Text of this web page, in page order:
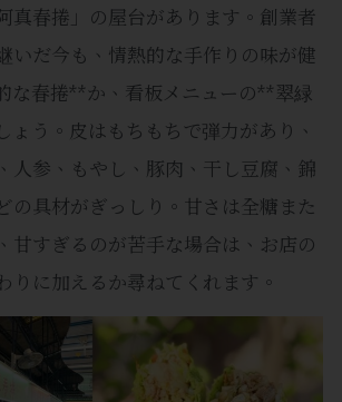
真春捲」の屋台があります。創業者
いだ今も、情熱的な手作りの味が健
な春捲**か、看板メニューの**翠緑
ょう。皮はもちもちで弾力があり、
人参、もやし、豚肉、干し豆腐、錦
の具材がぎっしり。甘さは全糖また
甘すぎるのが苦手な場合は、お店の
りに加えるか尋ねてくれます。